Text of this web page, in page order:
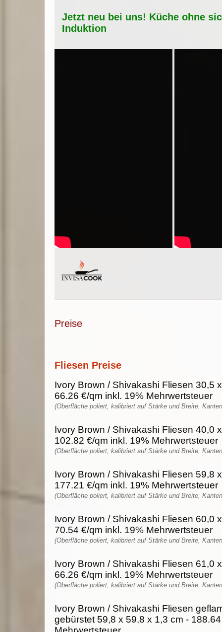
Jetzt neu bei uns! Küche ohne
Induktion
Preise
Fliesen Preise
Ivory Brown / Shivakashi Fliesen 30,5
66.26 €/qm inkl. 19% Mehrwertsteuer
(Oberfläche poliert, kalibriert auf Stärke und Breite,
Ivory Brown / Shivakashi Fliesen 40,0
102.82 €/qm inkl. 19% Mehrwertsteuer
(Oberfläche poliert, kalibriert auf Stärke und Breite,
Ivory Brown / Shivakashi Fliesen 59,8
177.21 €/qm inkl. 19% Mehrwertsteuer
(Oberfläche poliert, kalibriert auf Stärke und Breite,
Ivory Brown / Shivakashi Fliesen 60,0
70.54 €/qm inkl. 19% Mehrwertsteuer
(Oberfläche poliert, kalibriert auf Stärke und Breite,
Ivory Brown / Shivakashi Fliesen 61,0
66.26 €/qm inkl. 19% Mehrwertsteuer
(Oberfläche poliert, kalibriert auf Stärke und Breite,
Ivory Brown / Shivakashi Fliesen
gebürstet 59,8 x 59,8 x 1,3 cm -